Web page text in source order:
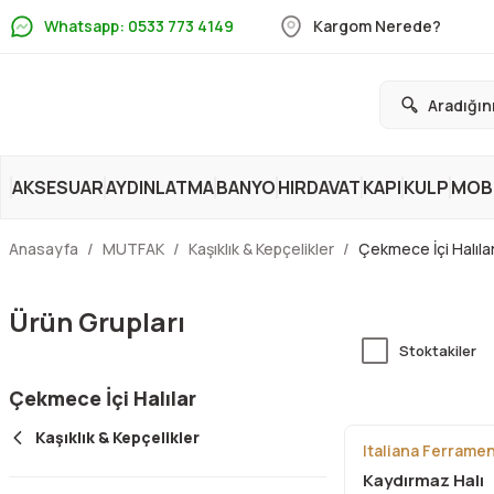
Whatsapp: 0533 773 4149 Kargom Nerede?
AKSESUARAYDINLATMABANYOHIRDAVATKAPIKULP
Anasayfa MUTFAK Kaşıklık & Kepçelikler Çekmece İçi
Ürün Grupları
Çekmece İçi Halılar
Kaşıklık & Kepçelikler
Stoktakiler
Italiana
Kaydırmaz Halı